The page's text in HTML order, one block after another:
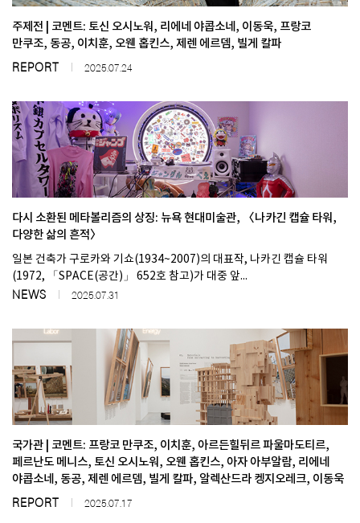
주제전 | 코멘트: 토신 오시노워, 리에네 야콥소네, 이동욱, 프랑코
만쿠조, 동공, 이치훈, 오웬 홉킨스, 제렌 에르뎀, 빌게 칼파
REPORT 2025.07.24
다시 소환된 메타볼리즘의 상징: 뉴욕 현대미술관, 〈나카긴 캡슐 타워,
다양한 삶의 흔적〉
일본 건축가 구로카와 기쇼(1934~2007)의 대표작, 나카긴 캡슐 타워
(1972, 「SPACE(공간)」 652호 참고)가 대중 앞...
NEWS 2025.07.31
국가관 | 코멘트: 프랑코 만쿠조, 이치훈, 아르든힐뒤르 파울마도티르,
페르난도 메니스, 토신 오시노워, 오웬 홉킨스, 아자 아부알람, 리에네
야콥소네, 동공, 제렌 에르뎀, 빌게 칼파, 알렉산드라 켕지오레크, 이동욱
REPORT 2025.07.17